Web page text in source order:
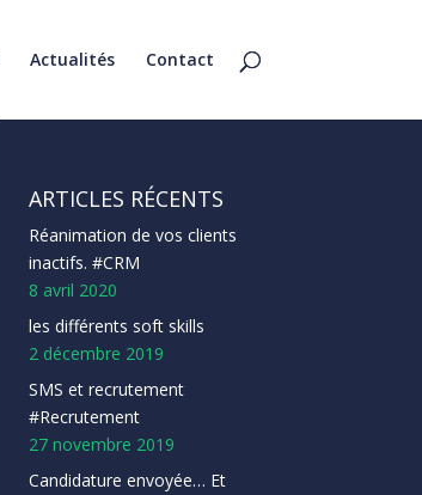
Actualités Contact
ARTICLES RÉCENTS
Réanimation de vos clients
inactifs. #CRM
8 avril 2020
les différents soft skills
2 décembre 2019
SMS et recrutement
#Recrutement
27 novembre 2019
Candidature envoyée… Et